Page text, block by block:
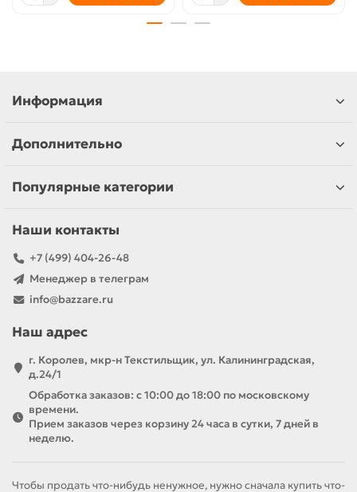
Информация
Дополнительно
Популярные категории
Наши контакты
+7 (499) 404-26-48
Менеджер в телеграм
info@bazzare.ru
Наш адрес
г. Королев, мкр-н Текстильщик, ул. Калининградская,
д.24/1
Обработка заказов: с 10:00 до 18:00 по московскому
времени.
Прием заказов через корзину 24 часа в сутки, 7 дней в
неделю.
Чтобы продать что-нибудь ненужное, нужно сначала купить что-